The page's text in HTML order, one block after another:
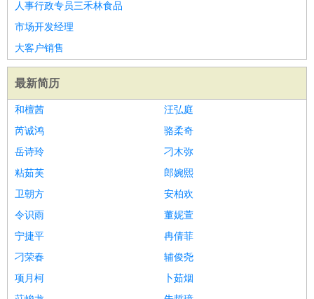
人事行政专员三禾林食品
市场开发经理
大客户销售
最新简历
和檀茜
汪弘庭
芮诚鸿
骆柔奇
岳诗玲
刁木弥
粘茹芙
郎婉熙
卫朝方
安柏欢
令识雨
董妮萱
宁捷平
冉倩菲
刁荣春
辅俊尧
项月柯
卜茹烟